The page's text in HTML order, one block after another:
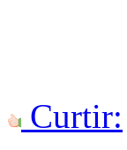
Curtir: